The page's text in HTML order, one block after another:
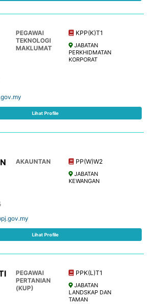
PEGAWAI
TEKNOLOGI
MAKLUMAT
KPP(K)T1
JABATAN
PERKHIDMATAN
KORPORAT
Lihat Profile
AKAUNTAN PP(W)W2
JABATAN
KEWANGAN
Lihat Profile
PEGAWAI
PERTANIAN
(KUP)
PPK(L)T1
JABATAN
LANDSKAP DAN
TAMAN